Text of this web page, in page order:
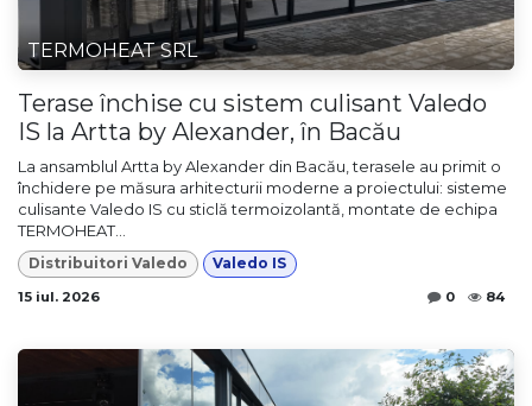
TERMOHEAT SRL
Terase închise cu sistem culisant Valedo
IS la Artta by Alexander, în Bacău
La ansamblul Artta by Alexander din Bacău, terasele au primit o
închidere pe măsura arhitecturii moderne a proiectului: sisteme
culisante Valedo IS cu sticlă termoizolantă, montate de echipa
TERMOHEAT...
Distribuitori Valedo Valedo IS
15 iul. 2026 0 84